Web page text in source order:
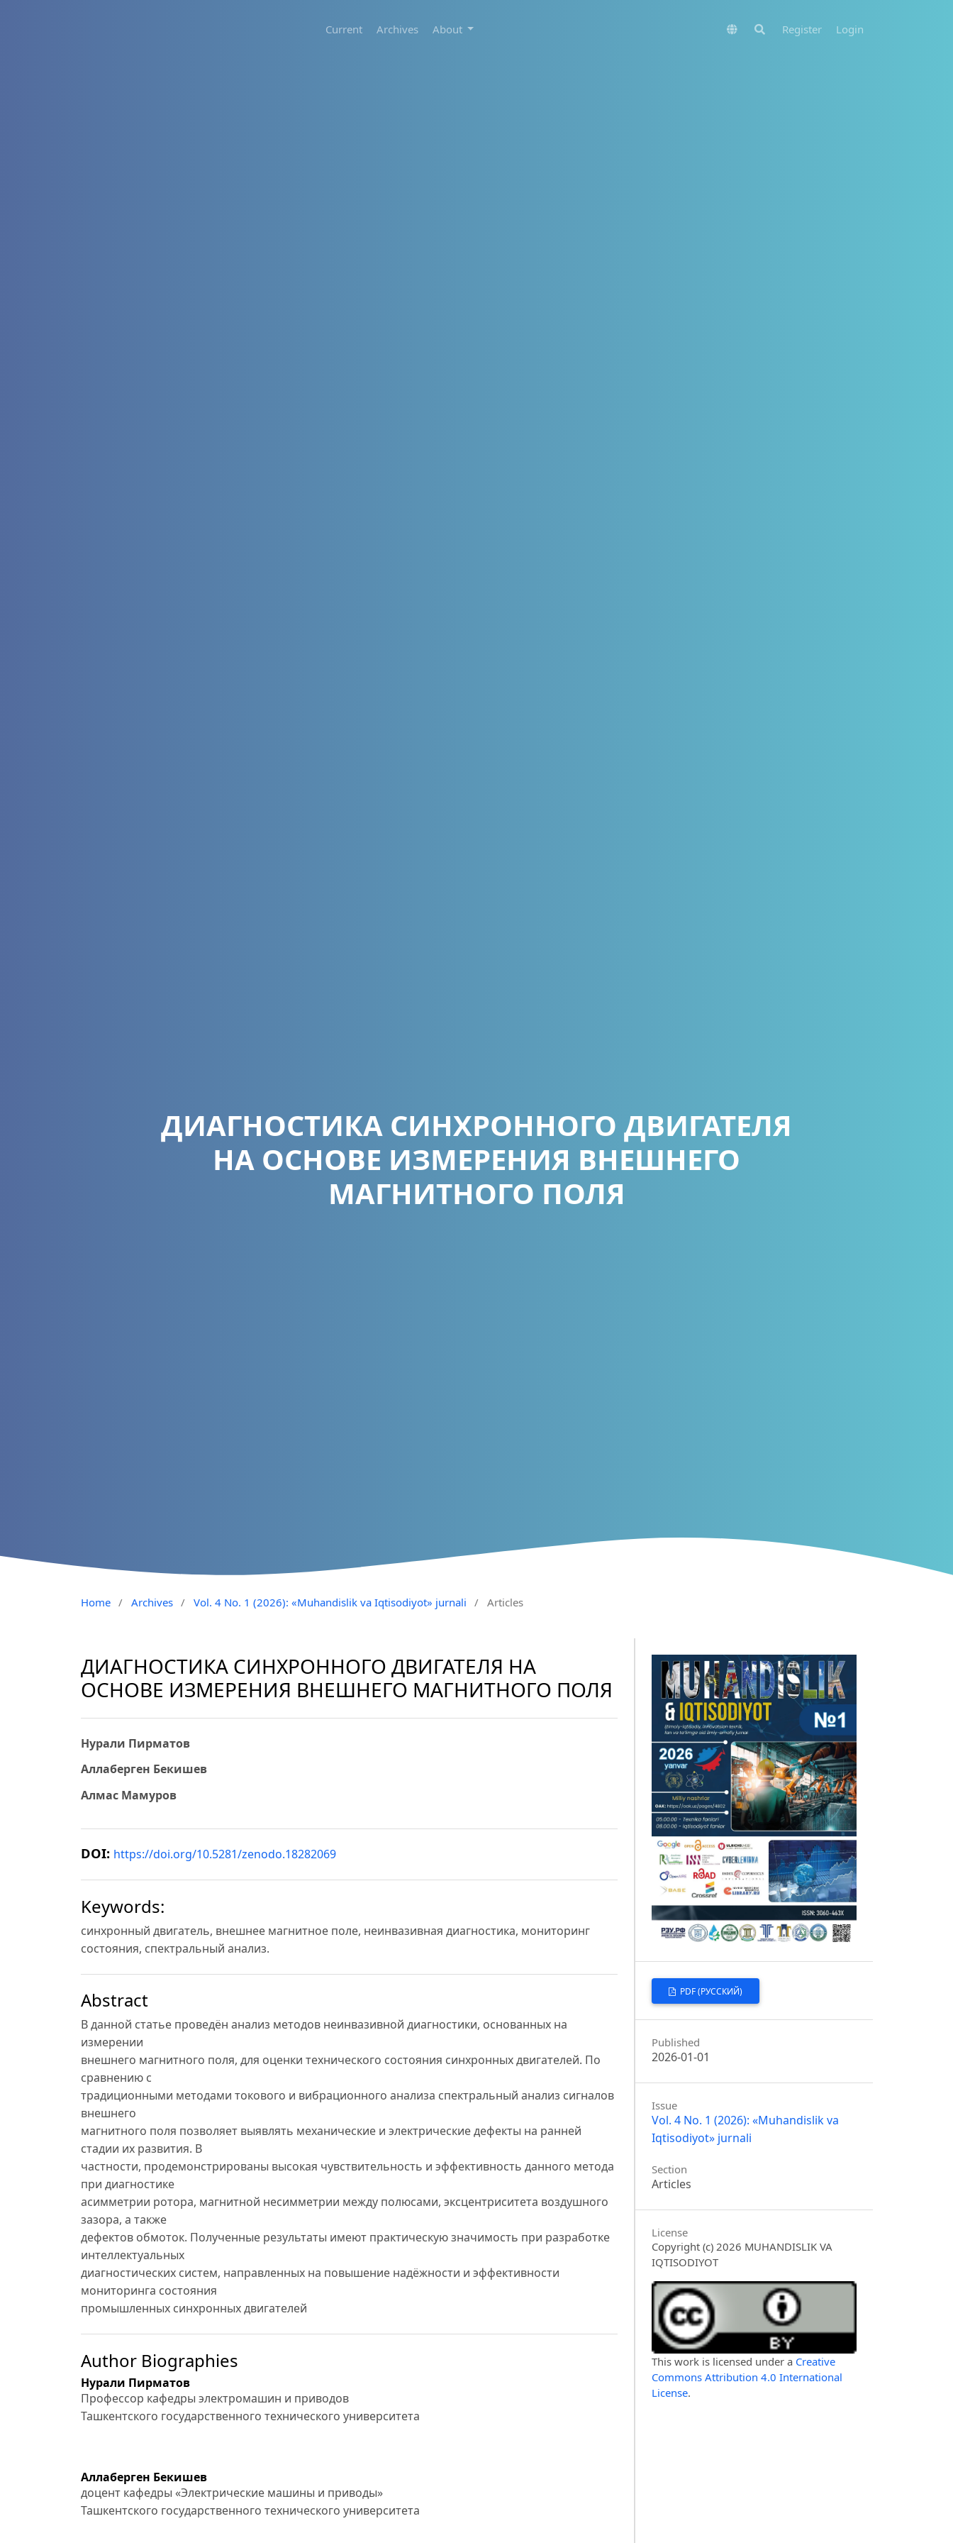
Current Archives About Register Login
ДИАГНОСТИКА СИНХРОННОГО ДВИГАТЕЛЯ
НА ОСНОВЕ ИЗМЕРЕНИЯ ВНЕШНЕГО
МАГНИТНОГО ПОЛЯ
Home / Archives / Vol. 4 No. 1 (2026): «Muhandislik va Iqtisodiyot» jurnali / Articles
ДИАГНОСТИКА СИНХРОННОГО ДВИГАТЕЛЯ НА
ОСНОВЕ ИЗМЕРЕНИЯ ВНЕШНЕГО МАГНИТНОГО ПОЛЯ
Нурали Пирматов
Аллаберген Бекишев
Алмас Мамуров
DOI: https://doi.org/10.5281/zenodo.18282069
Keywords:
синхронный двигатель, внешнее магнитное поле, неинвазивная диагностика, мониторинг
состояния, спектральный анализ.
Abstract
В данной статье проведён анализ методов неинвазивной диагностики, основанных на
измерении
внешнего магнитного поля, для оценки технического состояния синхронных двигателей. По
сравнению с
традиционными методами токового и вибрационного анализа спектральный анализ сигналов
внешнего
магнитного поля позволяет выявлять механические и электрические дефекты на ранней
стадии их развития. В
частности, продемонстрированы высокая чувствительность и эффективность данного метода
при диагностике
асимметрии ротора, магнитной несимметрии между полюсами, эксцентриситета воздушного
зазора, а также
дефектов обмоток. Полученные результаты имеют практическую значимость при разработке
интеллектуальных
диагностических систем, направленных на повышение надёжности и эффективности
мониторинга состояния
промышленных синхронных двигателей
Author Biographies
Нурали Пирматов
Профессор кафедры электромашин и приводов
Ташкентского государственного технического университета
Аллаберген Бекишев
доцент кафедры «Электрические машины и приводы»
Ташкентского государственного технического университета
PDF (РУССКИЙ)
Published
2026-01-01
Issue
Vol. 4 No. 1 (2026): «Muhandislik va
Iqtisodiyot» jurnali
Section
Articles
License
Copyright (c) 2026 MUHANDISLIK VA
IQTISODIYOT
This work is licensed under a Creative
Commons Attribution 4.0 International
License.